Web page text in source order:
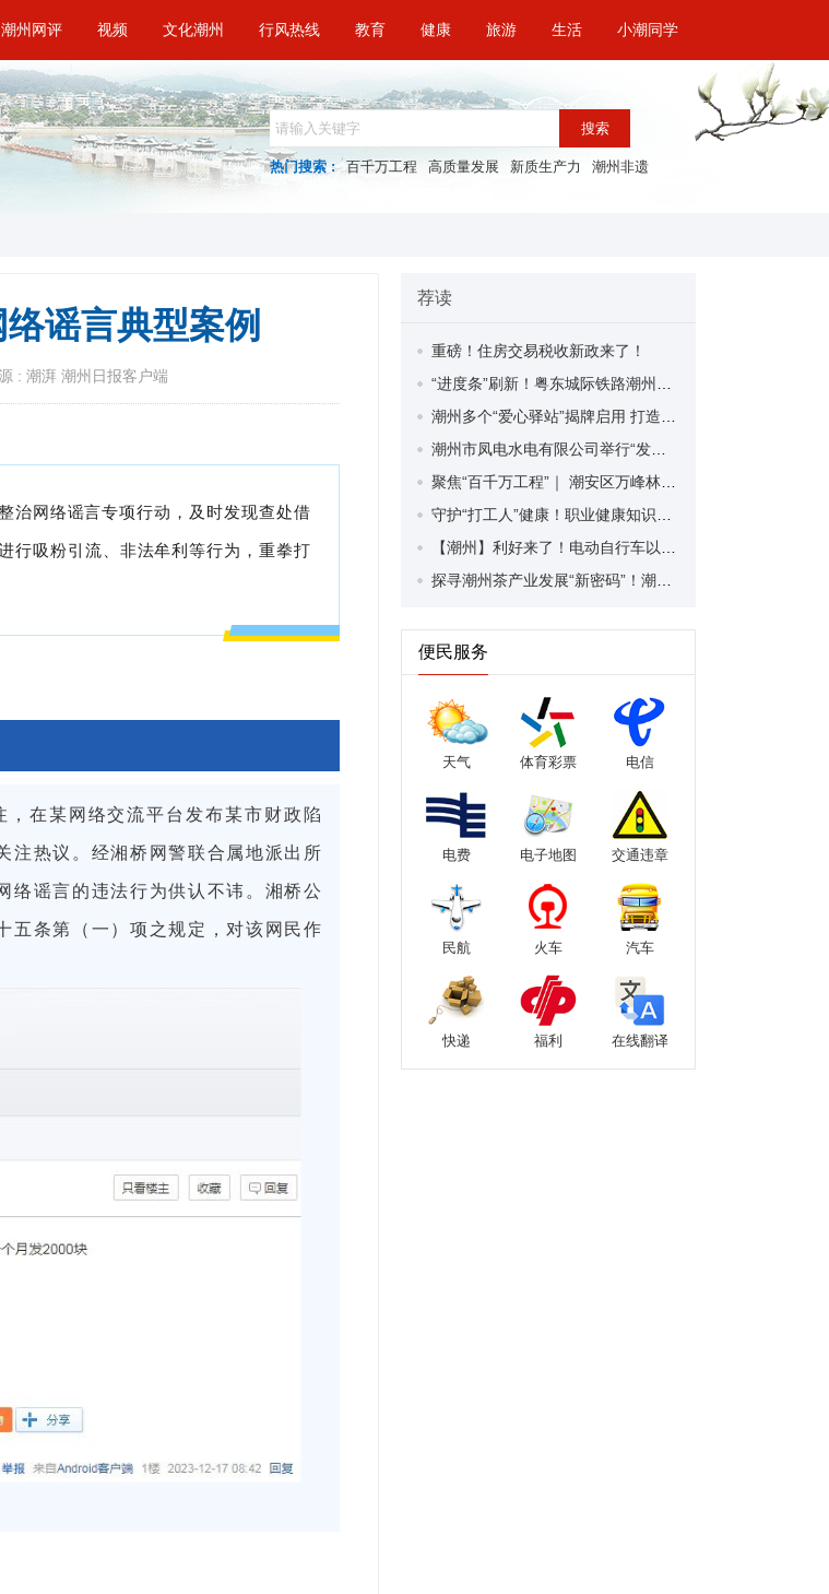
潮州网评 视频 文化潮州 行风热线 教育 健康 旅游 生活 小潮同学
搜索
热门搜索 : 百千万工程 高质量发展 新质生产力 潮州非遗
谣言典型案例
: 潮湃 潮州日报客户端
治网络谣言专项行动，及时发现查处借
行吸粉引流、非法牟利等行为，重拳打
在某网络交流平台发布某市财政陷
注热议。经湘桥网警联合属地派出所
络谣言的违法行为供认不讳。湘桥公
五条第（一）项之规定，对该网民作
荐读
重磅！住房交易税收新政来了！
便民服务
天气 体育彩票 电信
电费 电子地图 交通违章
民航 火车 汽车
快递 福利 在线翻译